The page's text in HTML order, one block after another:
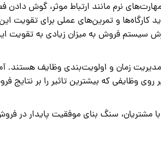
نرم مانند ارتباط موثر، گوش دادن
کارگاه‌ها و تمرین‌های عملی برای تقویت این
سیستم فروش به میزان زیادی به تقویت
مدیریت زمان و اولویت‌بندی وظایف هستند.
روی وظایفی که بیشترین تاثیر را بر نتایج
مشتریان، سنگ بنای موفقیت پایدار در